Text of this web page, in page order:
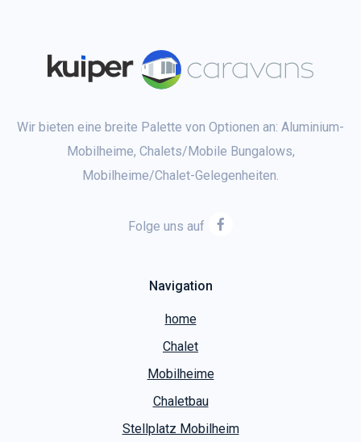
Wir bieten eine breite Palette von Optionen an: Aluminium-
Mobilheime, Chalets/Mobile Bungalows,
Mobilheime/Chalet-Gelegenheiten.
Folge uns auf
Navigation
home
Chalet
Mobilheime
Chaletbau
Stellplatz Mobilheim